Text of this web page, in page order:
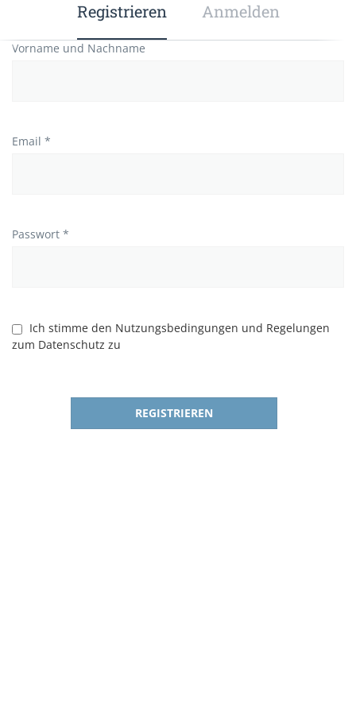
Registrieren Anmelden
Vorname und Nachname
Email *
Passwort *
Ich stimme den Nutzungsbedingungen und Regelungen
zum Datenschutz zu